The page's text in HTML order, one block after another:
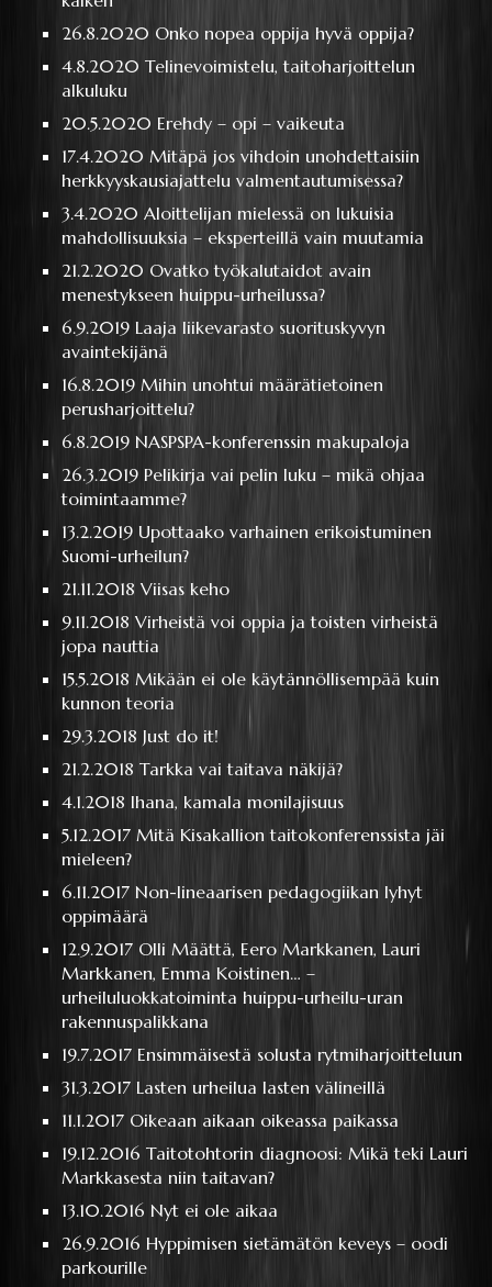
26.8.2020 Onko nopea oppija hyvä oppija?
4.8.2020Telinevoimistelu, taitoharjoittelun
alkuluku
20.5.2020Erehdy – opi – vaikeuta
17.4.2020 Mitäpä jos vihdoin unohdettaisiin
herkkyyskausiajattelu valmentautumisessa?
3.4.2020Aloittelijan mielessä on lukuisia
mahdollisuuksia – eksperteillä vain muutamia
21.2.2020 Ovatko työkalutaidot avain
menestykseen huippu-urheilussa?
6.9.2019Laaja liikevarasto suorituskyvyn
avaintekijänä
16.8.2019 Mihin unohtui määrätietoinen
perusharjoittelu?
6.8.2019 NASPSPA-konferenssin makupaloja
26.3.2019Pelikirja vai pelin luku – mikä ohjaa
toimintaamme?
13.2.2019 Upottaako varhainen erikoistuminen
Suomi-urheilun?
21.11.2018Viisas keho
9.11.2018Virheistä voi oppia ja toisten virheistä
jopa nauttia
15.5.2018 Mikään ei ole käytännöllisempää kuin
kunnon teoria
29.3.2018 Just do it!
21.2.2018Tarkka vai taitava näkijä?
4.1.2018Ihana, kamala monilajisuus
5.12.2017 Mitä Kisakallion taitokonferenssista jäi
mieleen?
6.11.2017 Non-lineaarisen pedagogiikan lyhyt
oppimäärä
12.9.2017 Olli Määttä, Eero Markkanen, Lauri
Markkanen, Emma Koistinen… –
urheiluluokkatoiminta huippu-urheilu-uran
rakennuspalikkana
19.7.2017 Ensimmäisestä solusta rytmiharjoitteluun
31.3.2017Lasten urheilua lasten välineillä
11.1.2017 Oikeaan aikaan oikeassa paikassa
19.12.2016Taitotohtorin diagnoosi: Mikä teki Lauri
Markkasesta niin taitavan?
13.10.2016 Nyt ei ole aikaa
26.9.2016 Hyppimisen sietämätön keveys – oodi
parkourille